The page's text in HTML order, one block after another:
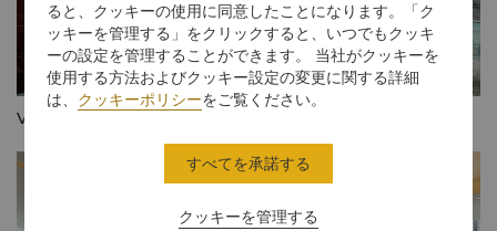
Valley Wing Lounge
ると、クッキーの使用に同意したことになります。「ク
ッキーを管理する」をクリックすると、いつでもクッキ
ーの設定を管理することができます。 当社がクッキーを
使用する方法およびクッキー設定の変更に関する詳細
は、 クッキーポリシーをご覧ください。
クッキーを管理する
すべてを承諾する